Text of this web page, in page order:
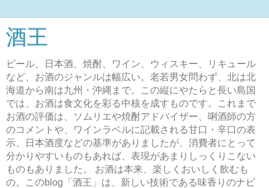
酒王
ビール、日本酒、焼酎、ワイン、ウィスキー、リキュール
など、お酒のジャンルは幅広い。老若男女問わず、北は北
海道から南は九州・沖縄まで。この縦にやたらと長い島国
では、お酒は食文化を彩る中核を成すものです。これまで
お酒の評価は、ソムリエや焼酎アドバイザー、唎酒師の方
のコメントや、ワインラベルに記載される甘口・辛口の表
示、日本酒度などの基準がありましたが、消費者にとって
分かりやすいものもあれば、表現があまりしっくりこない
ものもありました。 お酒は本来、楽しくおいしく飲むも
の。このblog「酒王」は、新しい技術である味香りのナビ